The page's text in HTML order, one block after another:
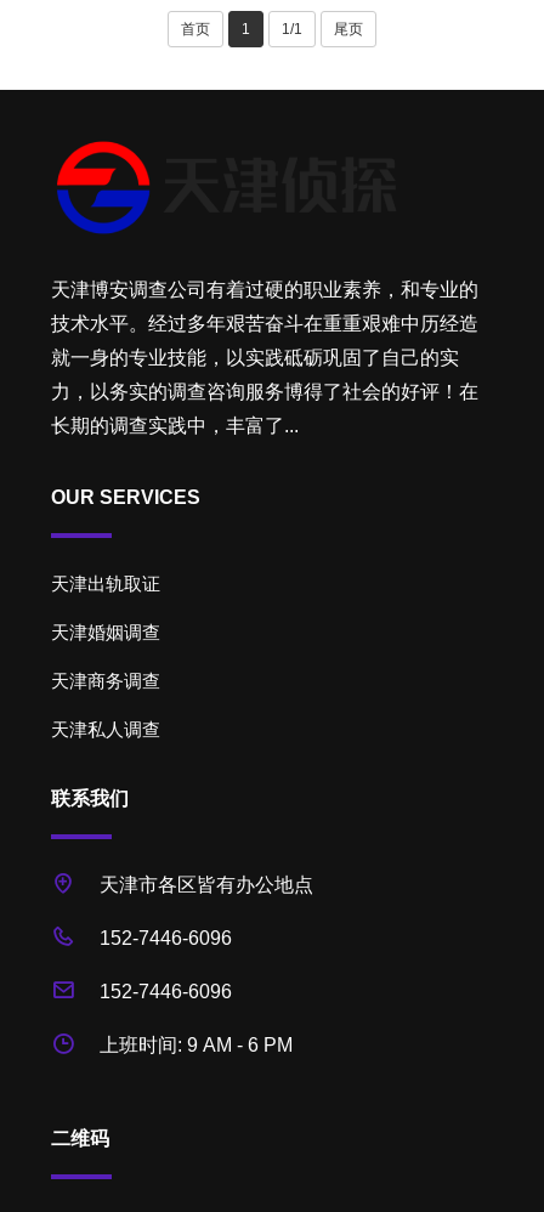
首页 1 1/1 尾页
天津博安调查公司有着过硬的职业素养，和专业的
技术水平。经过多年艰苦奋斗在重重艰难中历经造
就一身的专业技能，以实践砥砺巩固了自己的实
力，以务实的调查咨询服务博得了社会的好评！在
长期的调查实践中，丰富了...
OUR SERVICES
天津出轨取证
天津婚姻调查
天津商务调查
天津私人调查
联系我们
天津市各区皆有办公地点
152-7446-6096
152-7446-6096
上班时间: 9 AM - 6 PM
二维码